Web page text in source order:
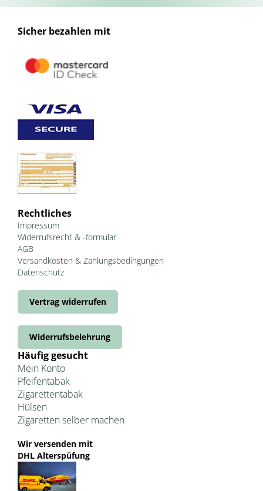
Sicher bezahlen mit
Rechtliches
Impressum
Widerrufsrecht & -formular
AGB
Versandkosten & Zahlungsbedingungen
Datenschutz
Vertrag widerrufen
Widerrufsbelehrung
Häufig gesucht
Mein Konto
Pfeifentabak
Zigarettentabak
Hülsen
Zigaretten selber machen
Wir versenden mit
DHL Alterspüfung